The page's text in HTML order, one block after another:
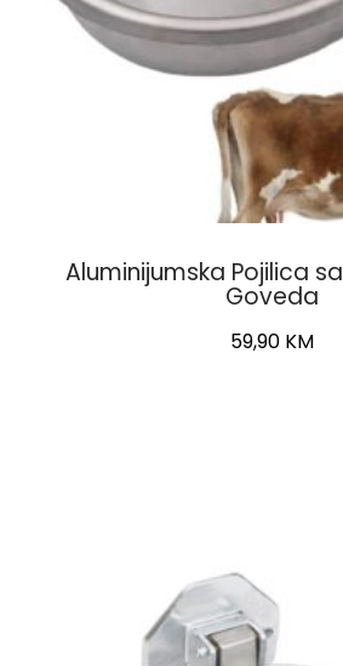
Aluminijumska Pojilica
Goveda
59,90 KM